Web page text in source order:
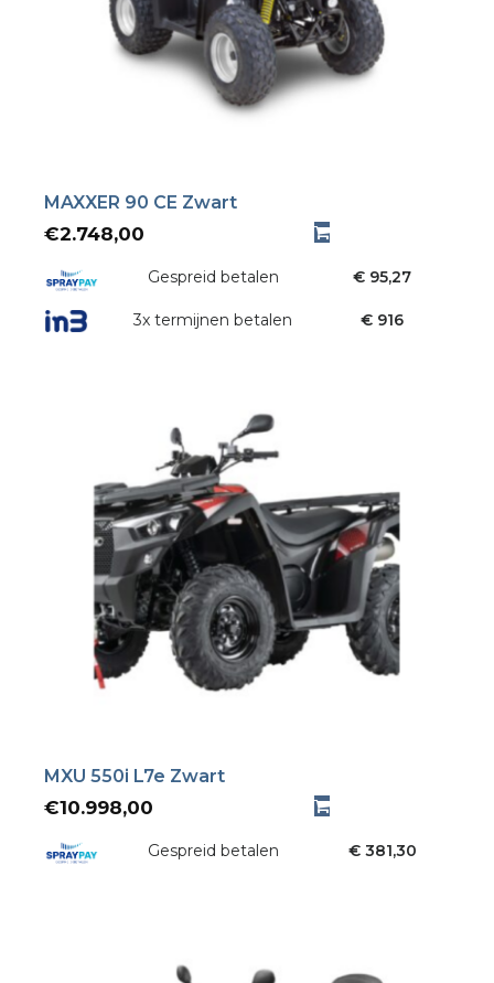
MAXXER 90 CE Zwart
€2.748,00
Gespreid betalen € 95,27
3x termijnen betalen € 916
MXU 550i L7e Zwart
€10.998,00
Gespreid betalen € 381,30